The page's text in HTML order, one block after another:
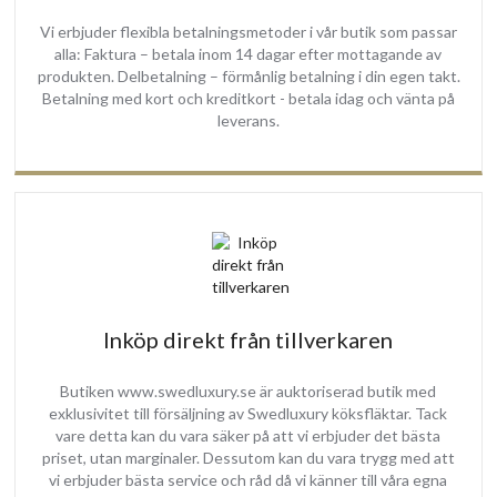
rund kanal eller rektangulär motsvarande så långt det går. Tack vare
detta kommer motorn att nå bästa utsugnings effekt!
Denna köksfläkt levereras med en strömkabel och stickkontakt
som anslutas till elnät med (200-230V ~ 50Hz).
Komplettera din köksfläkt med våra galvanisierade kanaler och
bygg din egen ventilations anslutning:
Swedluxury Galvat plattkanal system
Vi erbjuder flexibla betalningsmetoder i vår butik som passar
alla: Faktura – betala inom 14 dagar efter mottagande av
produkten. Delbetalning – förmånlig betalning i din egen takt.
Betalning med kort och kreditkort - betala idag och vänta på
leverans.
Inköp direkt från tillverkaren
Butiken www.swedluxury.se är auktoriserad butik med
exklusivitet till försäljning av Swedluxury köksfläktar. Tack
vare detta kan du vara säker på att vi erbjuder det bästa
priset, utan marginaler. Dessutom kan du vara trygg med att
vi erbjuder bästa service och råd då vi känner till våra egna